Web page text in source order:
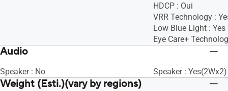
HDCP : Oui
VRR Technology :
Low Blue Light : Yes
Eye Care+
Audio
Speaker : No Speaker : Yes(2Wx2)
Weight (Esti.)(vary by regions)